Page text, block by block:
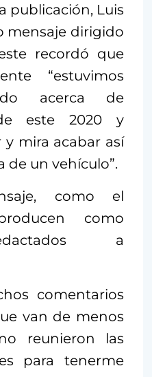
publicación, Luis
mensaje dirigido
recordó que
“estuvimos
acerca de
este 2020 y
y mira acabar así
de un vehículo”.
como el
como
a
comentarios
van de menos
reunieron las
para tenerme